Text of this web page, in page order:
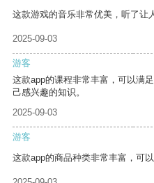
这款游戏的音乐非常优美，听了让
2025-09-03
游客
这款app的课程非常丰富，可以满
己感兴趣的知识。
2025-09-03
游客
这款app的商品种类非常丰富，可